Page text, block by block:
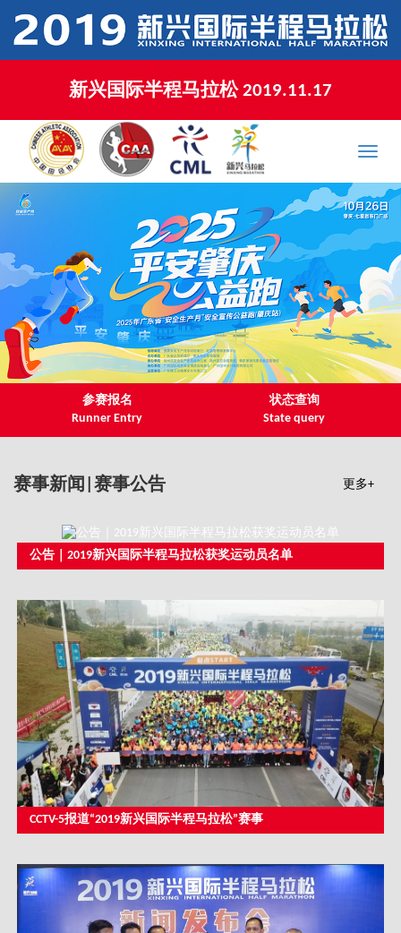
新兴国际半程马拉松 2019.11.17
XINXING MARATHON 2019.11.17
Toggle
参赛报名
Runner Entry
状态查询
State query
赛事新闻|赛事公告 更多+
公告｜2019新兴国际半程马拉松获奖运动员名单
CCTV-5报道“2019新兴国际半程马拉松”赛事